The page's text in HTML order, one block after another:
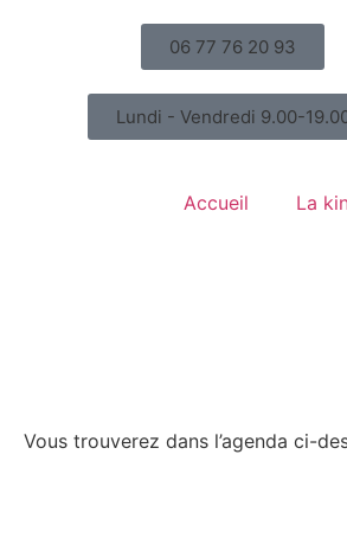
06 77 76 20 93
Lundi - Vendredi 9.00-
Accueil La
Vous trouverez dans l’agenda ci-